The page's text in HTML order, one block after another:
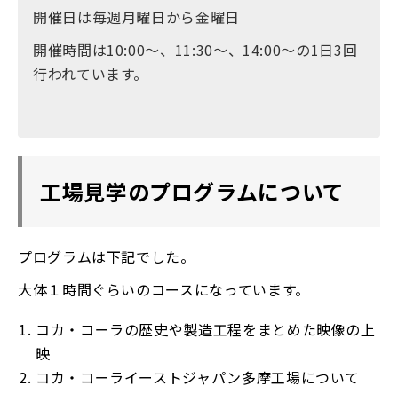
開催日は毎週月曜日から金曜日
開催時間は10:00～、11:30～、14:00～の1日3回
行われています。
工場見学のプログラムについて
プログラムは下記でした。
大体１時間ぐらいのコースになっています。
コカ・コーラの歴史や製造工程をまとめた映像の上
映
コカ・コーライーストジャパン多摩工場について